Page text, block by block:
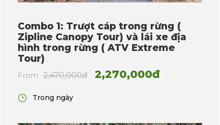
Combo 1: Trượt cáp trong rừng (
Zipline Canopy Tour) và lái xe địa
hình trong rừng ( ATV Extreme
Tour)
From 2,470,000đ 2,270,000đ
Trong ngày